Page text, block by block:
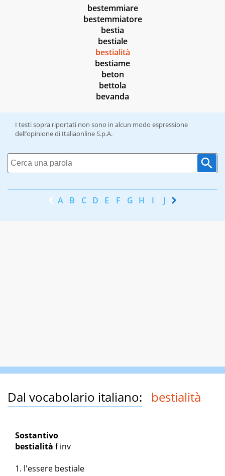
bestemmiare
bestemmiatore
bestia
bestiale
bestialità
bestiame
beton
bettola
bevanda
I testi sopra riportati non sono in alcun modo espressione
dell’opinione di Italiaonline S.p.A.
A B C D E F G H I J K
Dal vocabolario italiano: bestialità
Sostantivo
bestialità f inv
l'essere bestiale